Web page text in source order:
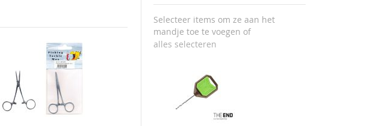
Selecteer items om ze aan het
mandje toe te voegen of
alles selecteren